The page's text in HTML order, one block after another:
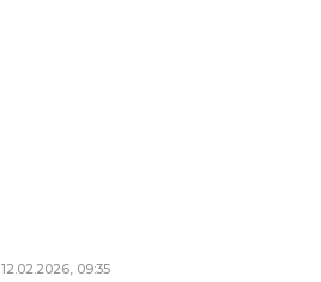
12.02.2026, 09:35